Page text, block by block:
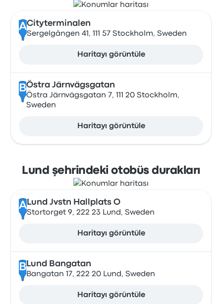
ACityterminalen
Sergelgången 41, 111 57 Stockholm, Sweden
Haritayı görüntüle
BÖstra Järnvägsgatan
Östra Järnvägsgatan 7, 111 20 Stockholm,
Sweden
Haritayı görüntüle
Lund şehrindeki otobüs durakları
A Lund Jvstn Hallplats O
Stortorget 9, 222 23 Lund, Sweden
Haritayı görüntüle
B Lund Bangatan
Bangatan 17, 222 20 Lund, Sweden
Haritayı görüntüle